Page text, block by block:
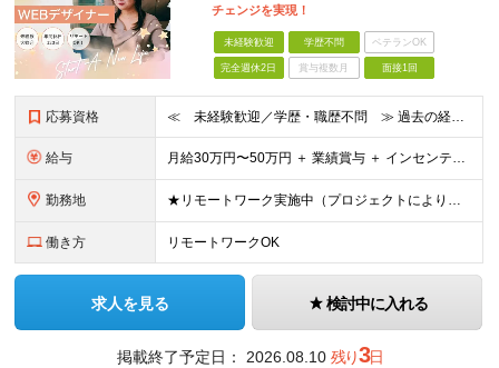
チェンジを実現！
未経験歓迎 学歴不問 ベテランOK
完全週休2日 賞与複数月 面接1回
応募資格 ≪ 未経験歓迎／学歴・職歴不問 ≫ 過去の経歴は一切不問。 「いままで」よりも「これから」を 重視した採用を行っています！ ▼▼こんな想いがある方大歓迎▼▼ ・WEBデザインに興味がある！ ・WEB
給与 ⽉給30万円〜50万円 ＋ 業績賞与 ＋ インセンティブ賞与 経験者：35万円～ ※IT新人時25万円〜 ※経験・スキルを考慮の上、決定します。 ※経験者は別途優遇！ ★試⽤期間：3ヶ⽉ ★学
勤務地 ★リモートワーク実施中（プロジェクトによりフルリモートもあり） ★配属先は希望を最⼤限考慮
働き方 リモートワークOK
求人を見る 検討中に入れる
掲載終了予定日： 2026.08.10 残り3日